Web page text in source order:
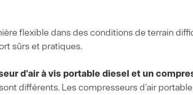
flexible dans des conditions de terrain
sûrs et pratiques.
d'air à vis portable diesel et un
différents. Les compresseurs d'air